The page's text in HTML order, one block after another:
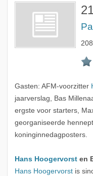
Gasten: AFM-voorzitter
jaarverslag, Bas
ergste voor starters,
georganiseerde
koninginnedagposters.
Hans Hoogervorsten
Hans Hoogervorstis